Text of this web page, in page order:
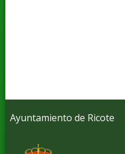
Ayuntamiento de Ricote